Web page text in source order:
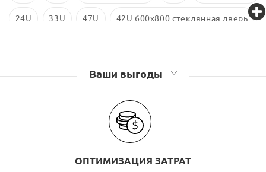
24U 33U 47U 42U 600x800 стеклянная дверь
Ваши выгоды
ОПТИМИЗАЦИЯ ЗАТРАТ